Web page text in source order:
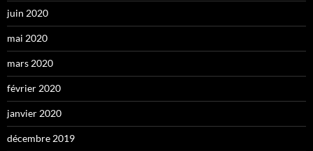
juin 2020
mai 2020
mars 2020
février 2020
janvier 2020
décembre 2019